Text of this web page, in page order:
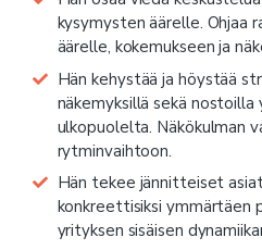
kysymysten äärelle. Ohjaa
äärelle, kokemukseen ja
Hän kehystää ja höystää
näkemyksillä sekä nostoilla
ulkopuolelta. Näkökulman
rytminvaihtoon.
Hän tekee jännitteiset
konkreettisiksi ymmärtäen
yrityksen sisäisen